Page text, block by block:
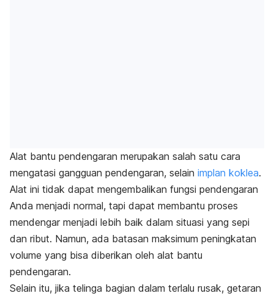
Alat bantu pendengaran merupakan salah satu cara
mengatasi gangguan pendengaran, selain implan koklea.
Alat ini tidak dapat mengembalikan fungsi pendengaran
Anda menjadi normal, tapi dapat membantu proses
mendengar menjadi lebih baik dalam situasi yang sepi
dan ribut. Namun, ada batasan maksimum peningkatan
volume yang bisa diberikan oleh alat bantu
pendengaran.
Selain itu, jika telinga bagian dalam terlalu rusak, getaran